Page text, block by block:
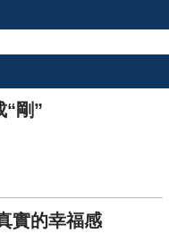
“剛”
實的幸福感